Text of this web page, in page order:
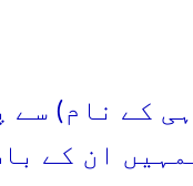
کے نام)
ان کے